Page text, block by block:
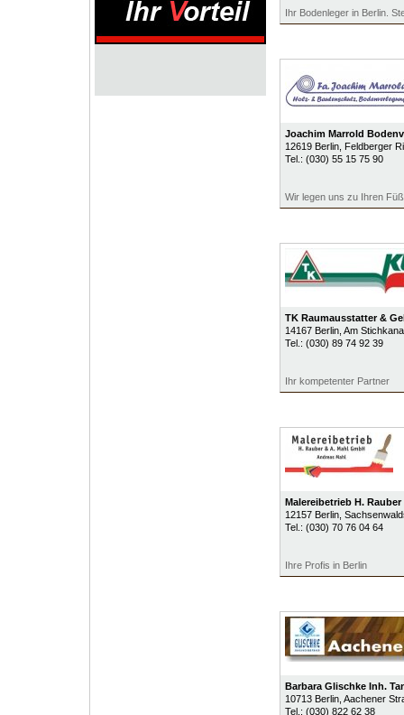
Ihr Bodenleger in Berlin.
Joachim Marrold
12619 Berlin, Feldberger
Tel.: (030) 55 15 75 90
Wir legen uns zu Ihren
TK Raumausstatter &
14167 Berlin, Am
Tel.: (030) 89 74 92 39
Ihr kompetenter Partner
Malereibetrieb H.
12157 Berlin,
Tel.: (030) 70 76 04 64
Ihre Profis in Berlin
Barbara Glischke Inh.
10713 Berlin, Aachener
Tel.: (030) 822 62 38